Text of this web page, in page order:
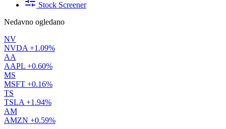
Stock Screener
Nedavno ogledano
NV
NVDA +1.09%
AA
AAPL +0.60%
MS
MSFT +0.16%
TS
TSLA +1.94%
AM
AMZN +0.59%